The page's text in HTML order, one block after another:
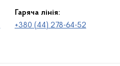
Гаряча лінія:
+380 (44) 278-64-52